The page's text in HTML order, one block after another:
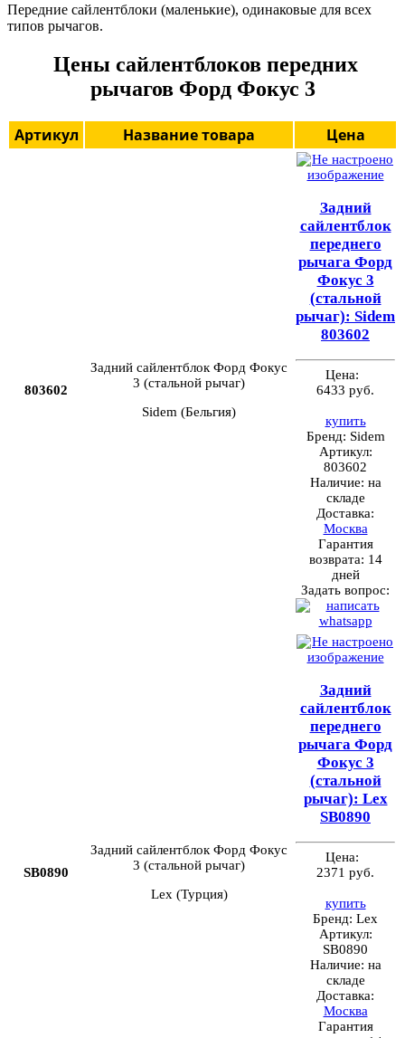
Передние сайлентблоки (маленькие), одинаковые для всех
типов рычагов.
Цены сайлентблоков передних
рычагов Форд Фокус 3
Артикул Название товара Цена
803602
Задний сайлентблок Форд Фокус
3 (стальной рычаг)
Sidem (Бельгия)
Задний
сайлентблок
переднего
рычага Форд
Фокус 3
(стальной
рычаг): Sidem
803602
Цена:
6433 руб.
купить
Бренд: Sidem
Артикул:
803602
Наличие: на
складе
Доставка:
Москва
Гарантия
возврата: 14
дней
Задать вопрос:
SB0890
Задний сайлентблок Форд Фокус
3 (стальной рычаг)
Lex (Турция)
Задний
сайлентблок
переднего
рычага Форд
Фокус 3
(стальной
рычаг): Lex
SB0890
Цена:
2371 руб.
купить
Бренд: Lex
Артикул:
SB0890
Наличие: на
складе
Доставка:
Москва
Гарантия